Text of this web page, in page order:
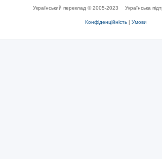
Український переклад © 2005-2023 Українська
Конфіденційність | Умови